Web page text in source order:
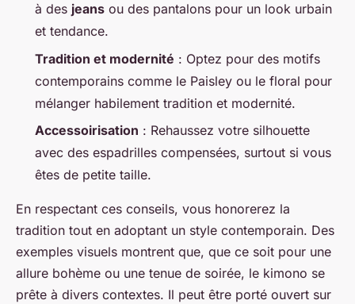
à des jeans ou des pantalons pour un look urbain
et tendance.
Tradition et modernité : Optez pour des motifs
contemporains comme le Paisley ou le floral pour
mélanger habilement tradition et modernité.
Accessoirisation : Rehaussez votre silhouette
avec des espadrilles compensées, surtout si vous
êtes de petite taille.
En respectant ces conseils, vous honorerez la
tradition tout en adoptant un style contemporain. Des
exemples visuels montrent que, que ce soit pour une
allure bohème ou une tenue de soirée, le kimono se
prête à divers contextes. Il peut être porté ouvert sur